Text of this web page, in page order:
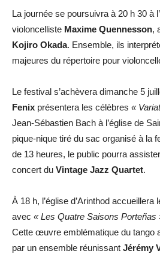
La journée se poursuivra à 20 h 30 à
violoncelliste Maxime Quennesson,
Kojiro Okada. Ensemble, ils
majeures du répertoire pour
Le festival s’achèvera dimanche 5
Fenix présentera les célèbres «
Jean-Sébastien Bach à l’église de
pique-nique tiré du sac organisé à la
de 13 heures, le public pourra
concert du Vintage Jazz Quartet.
À 18 h, l’église d’Arinthod
avec « Les Quatre Saisons Porteñas
Cette œuvre emblématique du tango
par un ensemble réunissant Jérémy